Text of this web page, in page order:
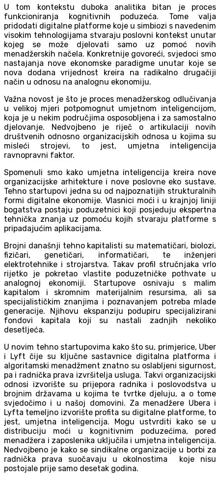
U tom kontekstu duboka analitika bitan je proces
funkcioniranja kognitivnih poduzeća. Tome valja
pridodati digitalne platforme koje u simbiozi s navedenim
visokim tehnologijama stvaraju poslovni kontekst unutar
kojeg se može djelovati samo uz pomoć novih
menadžerskih načela. Konkretnije govoreći, svjedoci smo
nastajanja nove ekonomske paradigme unutar koje se
nova dodana vrijednost kreira na radikalno drugačiji
način u odnosu na analognu ekonomiju.
Važna novost je što je proces menadžerskog odlučivanja
u velikoj mjeri potpomognut umjetnom inteligencijom,
koja je u nekim područjima osposobljena i za samostalno
djelovanje. Nedvojbeno je riječ o artikulaciji novih
društvenih odnosno organizacijskih odnosa u kojima su
misleći strojevi, to jest, umjetna inteligencija
ravnopravni faktor.
Spomenuli smo kako umjetna inteligencija kreira nove
organizacijske arhitekture i nove poslovne eko sustave.
Tehno startupovi jedna su od najpoznatijih strukturalnih
formi digitalne ekonomije. Vlasnici moći i u krajnjoj liniji
bogatstva postaju poduzetnici koji posjeduju ekspertna
tehnička znanja uz pomoću kojih stvaraju platforme s
pripadajućim aplikacijama.
Brojni današnji tehno kapitalisti su matematičari, biolozi,
fizičari, genetičari, informatičari, te inženjeri
elektrotehnike i strojarstva. Takav profil stručnjaka vrlo
rijetko je pokretao vlastite poduzetničke pothvate u
analognoj ekonomiji. Startupove osnivaju s malim
kapitalom i skromnim materijalnim resursima, ali sa
specijalističkim znanjima i poznavanjem potreba mlade
generacije. Njihovu ekspanziju podupiru specijalizirani
fondovi kapitala koji su nastali zadnjih nekoliko
desetljeća.
U novim tehno startupovima kako što su, primjerice, Uber
i Lyft čije su ključne sastavnice digitalna platforma i
algoritamski menadžment znatno su oslabljeni sigurnost,
pa i radnička prava izvršitelja usluga. Takvi organizacijski
odnosi izvorište su prijepora radnika i poslovodstva u
brojnim državama u kojima te tvrtke djeluju, a o tome
svjedočimo i u našoj domovini. Za menadžere Ubera i
Lyfta temeljno izvorište profita su digitalne platforme, to
jest, umjetna inteligencija. Mogu ustvrditi kako se u
distribuciju moći u kognitivnim poduzećima, pored
menadžera i zaposlenika uključila i umjetna inteligencija.
Nedvojbeno je kako se sindikalne organizacije u borbi za
radnička prava suočavaju u okolnostima koje nisu
postojale prije samo desetak godina.